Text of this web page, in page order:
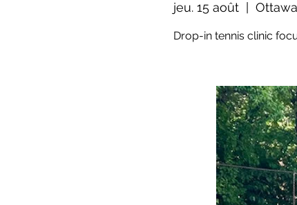
jeu. 15 août
  |
Ottawa
Drop-in tennis clinic